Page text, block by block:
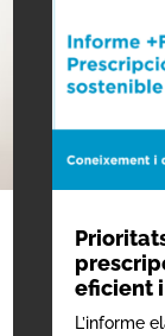
eficient
L’informe